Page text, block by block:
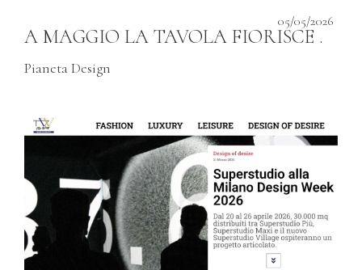
05/05/2026
A MAGGIO LA TAVOLA FIORISCE .
Pianeta Design